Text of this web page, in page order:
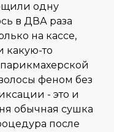
одну
в ДВА раза
на кассе,
какую-то
феном без
- это и
обычная сушка
после